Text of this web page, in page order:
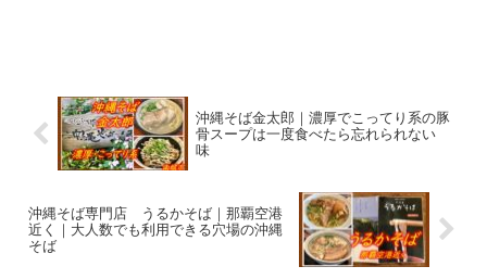
沖縄そば金太郎｜濃厚でこってり系の豚
骨スープは一度食べたら忘れられない
味
沖縄そば専門店 うるかそば｜那覇空港
近く｜大人数でも利用できる穴場の沖縄
そば